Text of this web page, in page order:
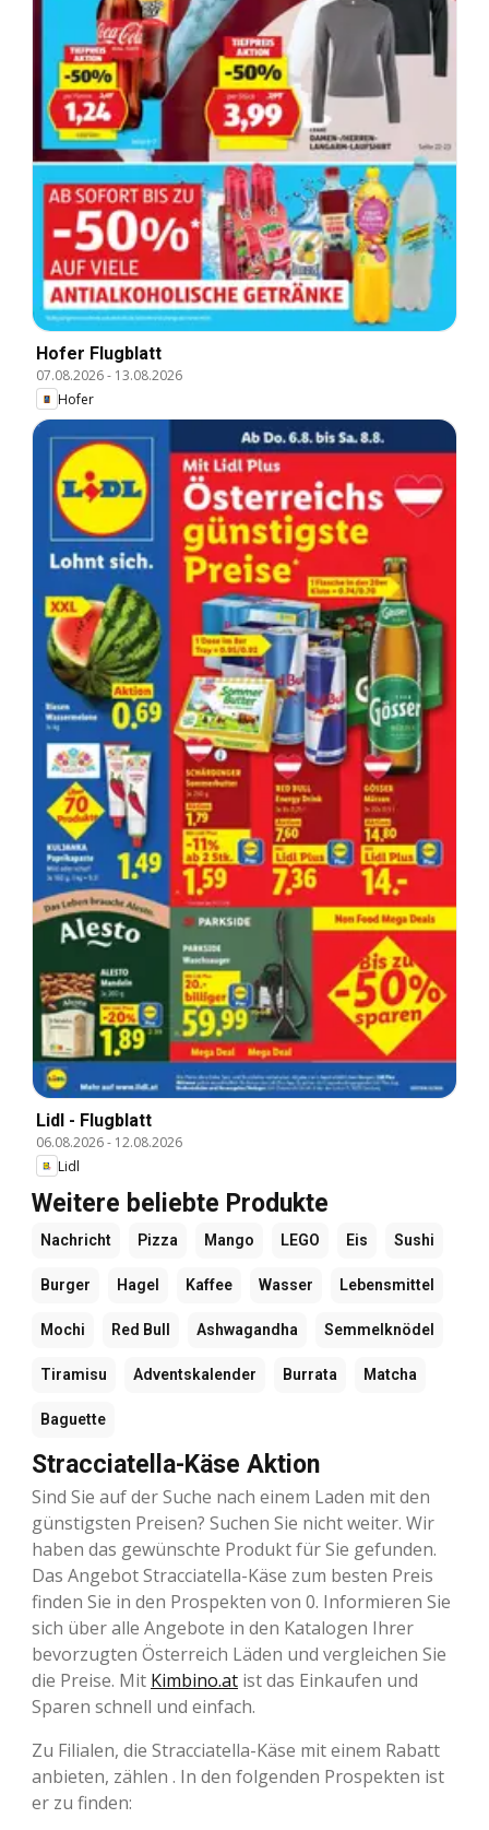
Hofer Flugblatt
07.08.2026- 13.08.2026
Hofer
Lidl - Flugblatt
06.08.2026- 12.08.2026
Lidl
Weitere beliebte Produkte
Nachricht Pizza Mango LEGO Eis Sushi
Burger Hagel Kaffee Wasser Lebensmittel
Mochi Red Bull Ashwagandha Semmelknödel
Tiramisu Adventskalender Burrata Matcha
Baguette
Stracciatella-Käse Aktion
Sind Sie auf der Suche nach einem Laden mit den
günstigsten Preisen? Suchen Sie nicht weiter. Wir
haben das gewünschte Produkt für Sie gefunden.
Das Angebot Stracciatella-Käse zum besten Preis
finden Sie in den Prospekten von 0. Informieren Sie
sich über alle Angebote in den Katalogen Ihrer
bevorzugten Österreich Läden und vergleichen Sie
die Preise. Mit Kimbino.at ist das Einkaufen und
Sparen schnell und einfach.
Zu Filialen, die Stracciatella-Käse mit einem Rabatt
anbieten, zählen . In den folgenden Prospekten ist
er zu finden: